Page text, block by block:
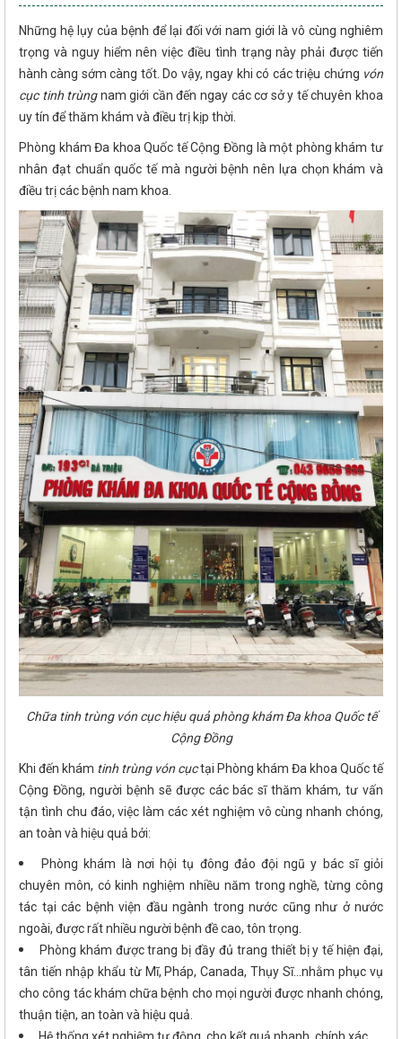
Những hệ lụy của bệnh để lại đối với nam giới là vô cùng nghiêm
trọng và nguy hiểm nên việc điều tình trạng này phải được tiến
hành càng sớm càng tốt. Do vậy, ngay khi có các triệu chứng vón
cục tinh trùngnam giới cần đến ngay các cơ sở y tế chuyên khoa
uy tín để thăm khám và điều trị kịp thời.
Phòng khám Đa khoa Quốc tế Cộng Đồng là một phòng khám tư
nhân đạt chuẩn quốc tế mà người bệnh nên lựa chọn khám và
điều trị các bệnh nam khoa.
Chữa tinh trùng vón cục hiệu quả phòng khám Đa khoa Quốc tế
Cộng Đồng
Khi đến khám tinh trùng vón cụctại Phòng khám Đa khoa Quốc tế
Cộng Đồng, người bệnh sẽ được các bác sĩ thăm khám, tư vấn
tận tình chu đáo, việc làm các xét nghiệm vô cùng nhanh chóng,
an toàn và hiệu quả bởi:
Phòng khám là nơi hội tụ đông đảo đội ngũ y bác sĩ giỏi
chuyên môn, có kinh nghiệm nhiều năm trong nghề, từng công
tác tại các bệnh viện đầu ngành trong nước cũng như ở nước
ngoài, được rất nhiều người bệnh đề cao, tôn trọng.
Phòng khám được trang bị đầy đủ trang thiết bị y tế hiện đại,
tân tiến nhập khẩu từ Mĩ, Pháp, Canada, Thụy Sĩ…nhằm phục vụ
cho công tác khám chữa bệnh cho mọi người được nhanh chóng,
thuận tiện, an toàn và hiệu quả.